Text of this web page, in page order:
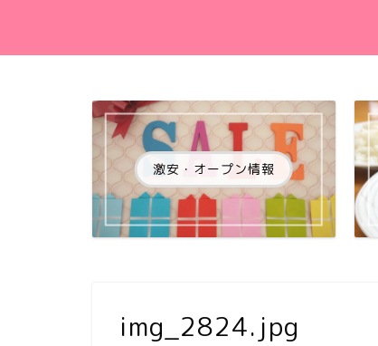
激安・オープン情報
img_2824.jpg